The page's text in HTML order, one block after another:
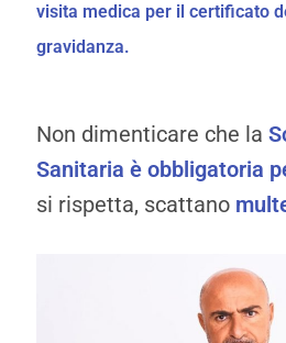
visita medica per il certificato
gravidanza.
Non dimenticare che la
Sanitaria è obbligatoria
si rispetta, scattano